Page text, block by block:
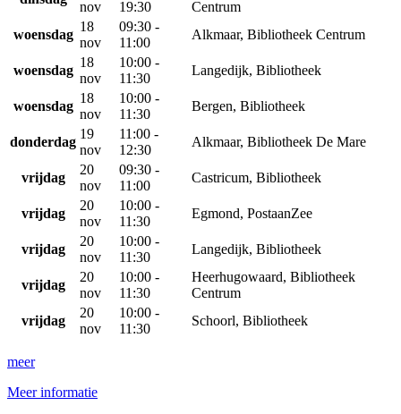
nov
19:30
Centrum
woensdag
18
nov
09:30 -
11:00
Alkmaar, Bibliotheek Centrum
woensdag
18
nov
10:00 -
11:30
Langedijk, Bibliotheek
woensdag
18
nov
10:00 -
11:30
Bergen, Bibliotheek
donderdag
19
nov
11:00 -
12:30
Alkmaar, Bibliotheek De Mare
vrijdag
20
nov
09:30 -
11:00
Castricum, Bibliotheek
vrijdag
20
nov
10:00 -
11:30
Egmond, PostaanZee
vrijdag
20
nov
10:00 -
11:30
Langedijk, Bibliotheek
vrijdag
20
nov
10:00 -
11:30
Heerhugowaard, Bibliotheek
Centrum
vrijdag
20
nov
10:00 -
11:30
Schoorl, Bibliotheek
meer
Meer informatie